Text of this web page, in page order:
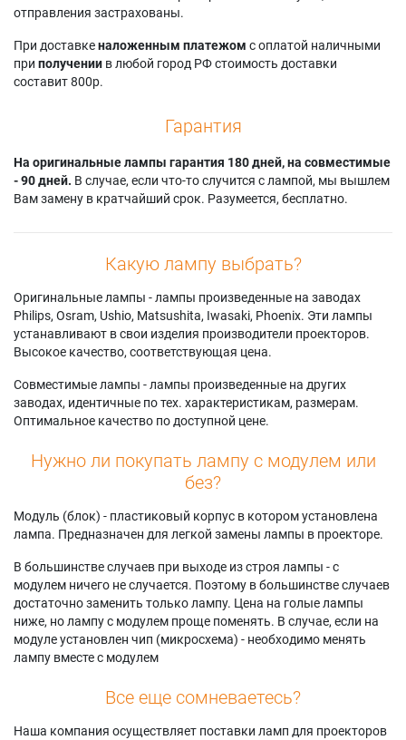
отправления застрахованы.
При доставкеналоженным платежом с оплатой наличными
при получении в любой город РФ стоимость доставки
составит 800р.
Гарантия
На оригинальные лампы гарантия 180 дней, на совместимые
- 90 дней. В случае, если что-то случится с лампой, мы вышлем
Вам замену в кратчайший срок. Разумеется, бесплатно.
Какую лампу выбрать?
Оригинальные лампы - лампы произведенные на заводах
Philips, Osram, Ushio, Matsushita, Iwasaki, Phoenix. Эти лампы
устанавливают в свои изделия производители проекторов.
Высокое качество, соответствующая цена.
Совместимые лампы - лампы произведенные на других
заводах, идентичные по тех. характеристикам, размерам.
Оптимальное качество по доступной цене.
Нужно ли покупать лампу с модулем или
без?
Модуль (блок) - пластиковый корпус в котором установлена
лампа. Предназначен для легкой замены лампы в проекторе.
В большинстве случаев при выходе из строя лампы - с
модулем ничего не случается. Поэтому в большинстве случаев
достаточно заменить только лампу. Цена на голые лампы
ниже, но лампу с модулем проще поменять. В случае, если на
модуле установлен чип (микросхема) - необходимо менять
лампу вместе с модулем
Все еще сомневаетесь?
Наша компания осуществляет поставки ламп для проекторов